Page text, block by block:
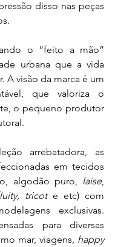
disso nas peças
o “feito a mão”
urbana que a vida
A visão da marca é um
que valoriza o
o pequeno produtor
arrebatadora, as
algodão puro, laise,
tricot e etc) com
exclusivas.
para diversas
mar, viagens, happy